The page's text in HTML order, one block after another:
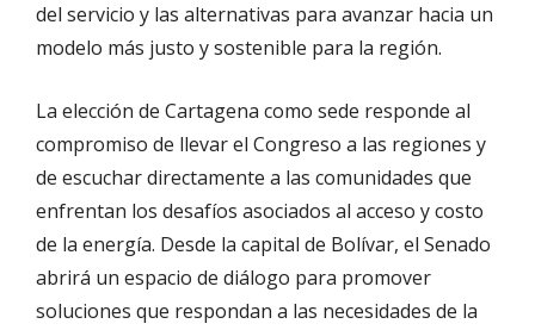
del servicio y las alternativas para avanzar hacia un
modelo más justo y sostenible para la región.
La elección de Cartagena como sede responde al
compromiso de llevar el Congreso a las regiones y
de escuchar directamente a las comunidades que
enfrentan los desafíos asociados al acceso y costo
de la energía. Desde la capital de Bolívar, el Senado
abrirá un espacio de diálogo para promover
soluciones que respondan a las necesidades de la